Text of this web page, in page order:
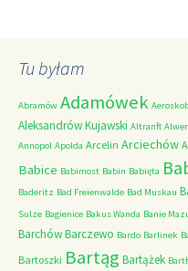
Tu byłam
Abramów Adamówek
Aleksandrów Kujawski Altranft
Annopol Apolda Arcelin Arciechów
Babice Babimost Babin Babięta
Baderitz Bad Freienwalde Bad Muskau
Sulze Bagienice Bakus Wanda Banie
BarchówBarczewo Bardo Barlinek
Bartoszki Bartąg Bartążek